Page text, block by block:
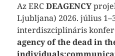
Az ERCDEAGENCY
Ljubljana) 2026. július
interdiszciplináris
agency of the dead in